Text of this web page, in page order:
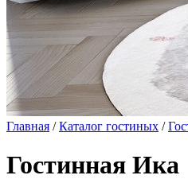
Главная /Каталог гостиных /
Гостинная Ика